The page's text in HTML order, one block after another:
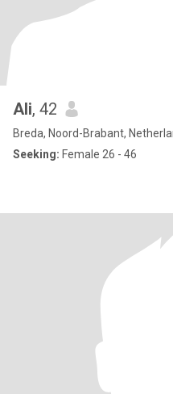
Ali, 42
Breda, Noord-Brabant,
Seeking: Female 26 - 46